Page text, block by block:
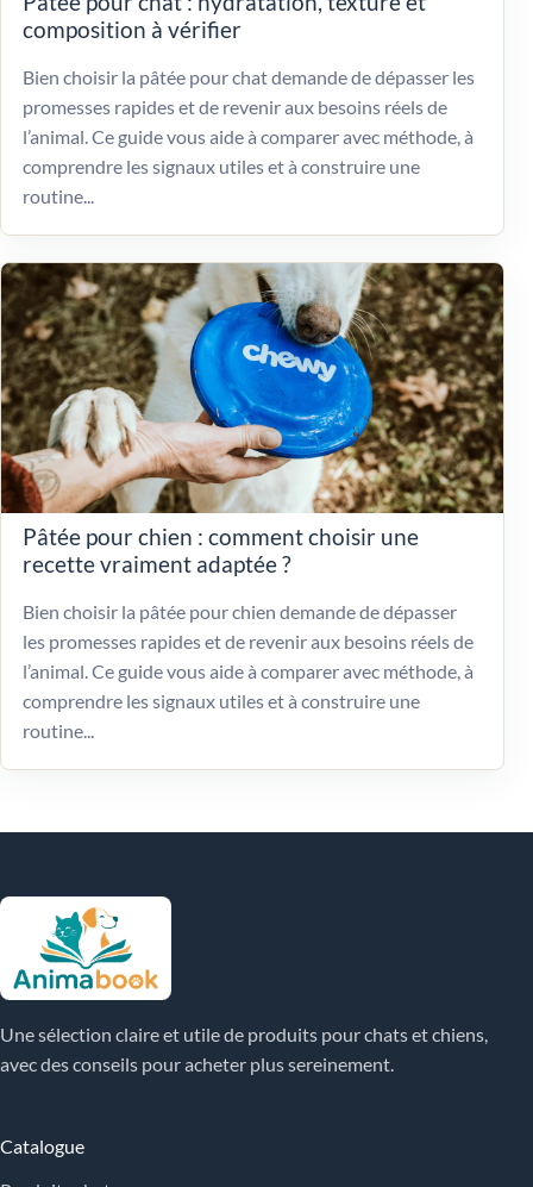
composition à vérifier
Bien choisir la pâtée pour chat demande de dépasser les
promesses rapides et de revenir aux besoins réels de
l’animal. Ce guide vous aide à comparer avec méthode, à
comprendre les signaux utiles et à construire une
routine...
Pâtée pour chien : comment choisir une
recette vraiment adaptée ?
Bien choisir la pâtée pour chien demande de dépasser
les promesses rapides et de revenir aux besoins réels de
l’animal. Ce guide vous aide à comparer avec méthode, à
comprendre les signaux utiles et à construire une
routine...
Une sélection claire et utile de produits pour chats et chiens,
avec des conseils pour acheter plus sereinement.
Catalogue